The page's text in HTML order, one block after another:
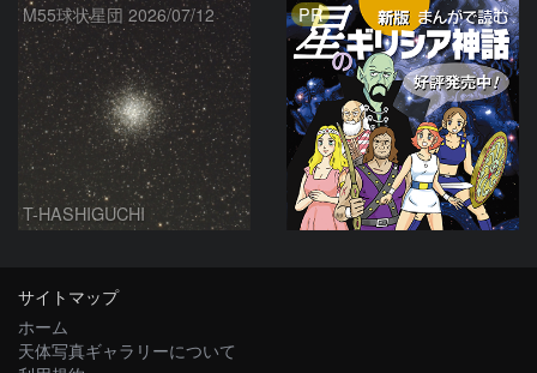
M55球状星団 2026/07/12
T-HASHIGUCHI
PR
サイトマップ
ホーム
天体写真ギャラリーについて